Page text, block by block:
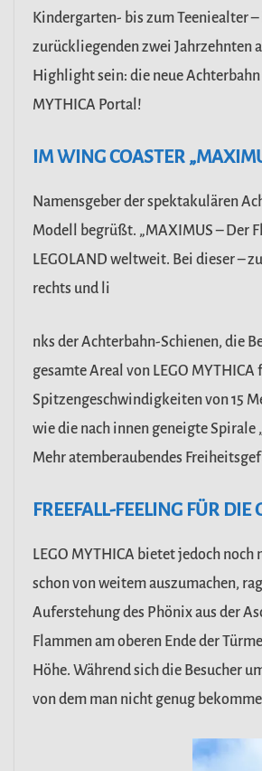
Kindergarten- bis zum Teeniealter
zurückliegenden zwei Jahrzehnten
Highlight sein: die neue
MYTHICA Portal!
IM WING COASTER
Namensgeber der spektakulären
Modell begrüßt. „MAXIMUS – Der
LEGOLAND weltweit. Bei dieser –
rechts und li
nks der Achterbahn-Schienen, die
gesamte Areal von LEGO
Spitzengeschwindigkeiten von15
wie die nach innen geneigte Spirale
Mehr atemberaubendes
FREEFALL-FEELING FÜR
LEGO MYTHICA bietet jedoch noch
schon von weitem auszumachen,
Auferstehung des Phönix aus der
Flammen am oberen Ende der
Höhe. Während sich die Besucher
von dem man nicht genug